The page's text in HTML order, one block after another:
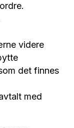
videre
det finnes
med